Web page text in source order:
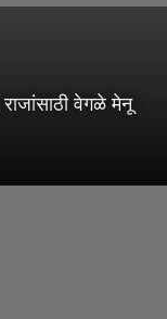
वेगळे मेनू